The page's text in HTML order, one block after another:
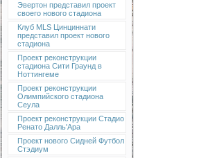
Эвертон представил проект
своего нового стадиона
Клуб MLS Цинциннати
представил проект нового
стадиона
Проект реконструкции
стадиона Сити Граунд в
Ноттингеме
Проект реконструкции
Олимпийского стадиона
Сеула
Проект реконструкции Стадио
Ренато Далль'Ара
Проект нового Сидней Футбол
Стэдиум